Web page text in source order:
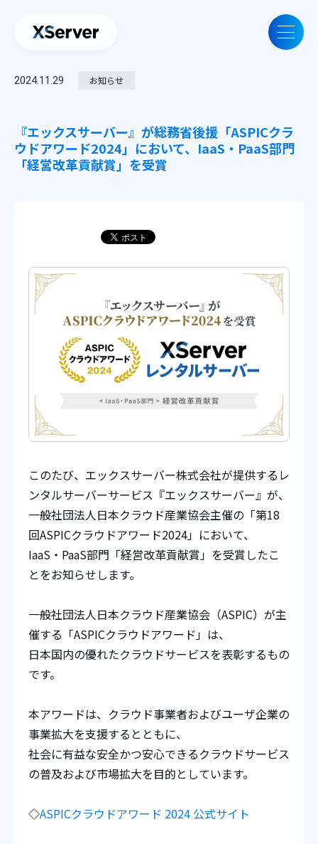
2024.11.29 お知らせ
『エックスサーバー』が総務省後援「ASPICクラ
ウドアワード2024」において、IaaS・PaaS部門
「経営改革貢献賞」を受賞
このたび、エックスサーバー株式会社が提供するレ
ンタルサーバーサービス『エックスサーバー』が、
一般社団法人日本クラウド産業協会主催の「第18
回ASPICクラウドアワード2024」において、
IaaS・PaaS部門「経営改革貢献賞」を受賞したこ
とをお知らせします。
一般社団法人日本クラウド産業協会（ASPIC）が主
催する「ASPICクラウドアワード」は、
日本国内の優れたクラウドサービスを表彰するもの
です。
本アワードは、クラウド事業者およびユーザ企業の
事業拡大を支援するとともに、
社会に有益な安全かつ安心できるクラウドサービス
の普及および市場拡大を目的としています。
◇ASPICクラウドアワード 2024 公式サイト